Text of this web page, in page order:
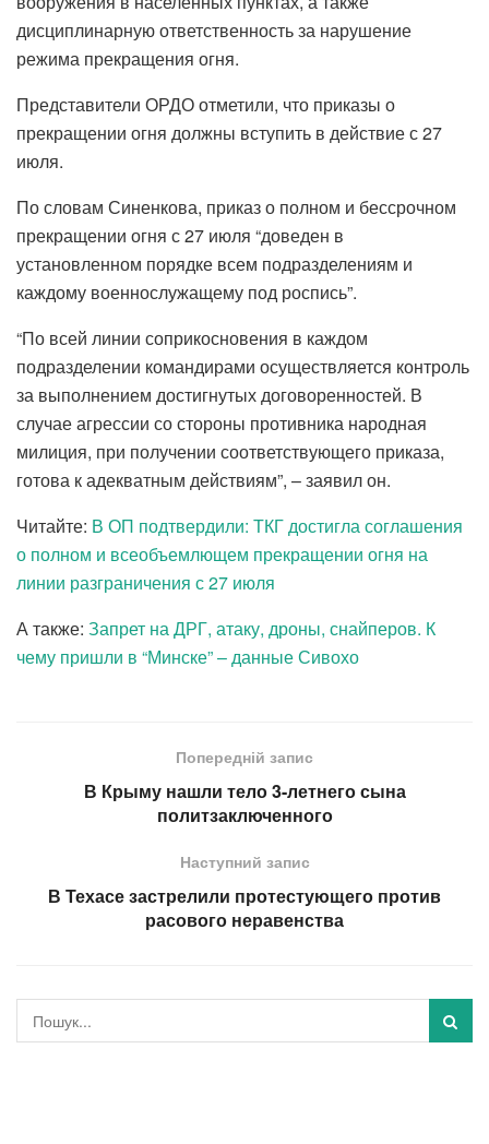
дисциплинарную ответственность за нарушение
режима прекращения огня.
Представители ОРДО отметили, что приказы о
прекращении огня должны вступить в действие с 27
июля.
По словам Синенкова, приказ о полном и бессрочном
прекращении огня с 27 июля “доведен в
установленном порядке всем подразделениям и
каждому военнослужащему под роспись”.
“По всей линии соприкосновения в каждом
подразделении командирами осуществляется контроль
за выполнением достигнутых договоренностей. В
случае агрессии со стороны противника народная
милиция, при получении соответствующего приказа,
готова к адекватным действиям”, – заявил он.
Читайте: В ОП подтвердили: ТКГ достигла соглашения
о полном и всеобъемлющем прекращении огня на
линии разграничения с 27 июля
А также: Запрет на ДРГ, атаку, дроны, снайперов. К
чему пришли в “Минске” – данные Сивохо
Попередній запис
В Крыму нашли тело 3-летнего сына
политзаключенного
Наступний запис
В Техасе застрелили протестующего против
расового неравенства